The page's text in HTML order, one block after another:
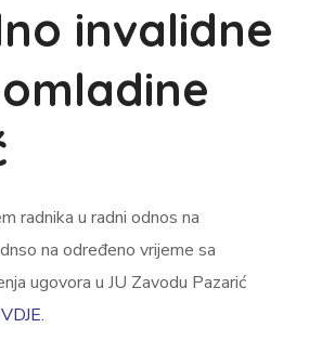
invalidne
radnika u radni odnos na
na određeno vrijeme sa
ugovora u JU Zavodu Pazarić